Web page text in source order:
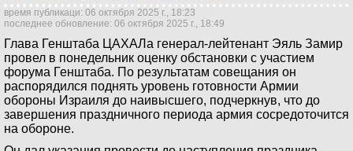
время публикаци: 06 октября 2025 г., 18:23
последнее обновление: 06 октября 2025 г., 18:49
Глава Генштаба ЦАХАЛа генерал-лейтенант Эяль Замир
провел в понедельник оценку обстановки с участием
форума Генштаба. По результатам совещания он
распорядился поднять уровень готовности Армии
обороны Израиля до наивысшего, подчеркнув, что до
завершения праздничного периода армия сосредоточится
на обороне.